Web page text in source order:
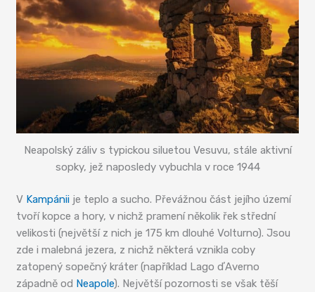
Neapolský záliv s typickou siluetou Vesuvu, stále aktivní
sopky, jež naposledy vybuchla v roce 1944
V Kampánii je teplo a sucho. Převážnou část jejího území
tvoří kopce a hory, v nichž pramení několik řek střední
velikosti (největší z nich je 175 km dlouhé Volturno). Jsou
zde i malebná jezera, z nichž některá vznikla coby
zatopený sopečný kráter (například Lago dʼAverno
západně od Neapole). Největší pozornosti se však těší